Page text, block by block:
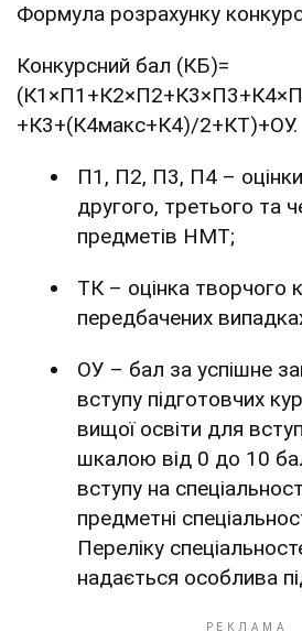
Формула розрахунку
Конкурсний бал (КБ)=
+К3+(К4макс+К4)/2+КТ)+ОУ.
П1, П2, П3, П4 –
другого, третього та
предметів НМТ;
ТК – оцінка творчого
передбачених
ОУ – бал за успішне
вступу підготовчих
вищої освіти для
шкалою від 0 до 10
вступу на
предметні
Переліку
надається особлива